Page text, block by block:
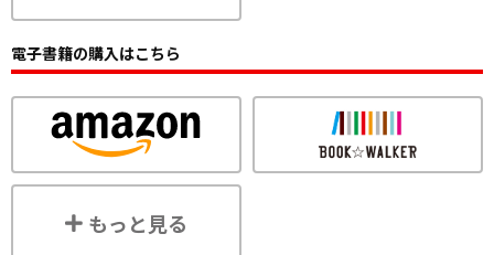
電子書籍の購入はこちら
もっと見る